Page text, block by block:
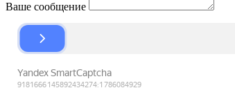
Ваше сообщение